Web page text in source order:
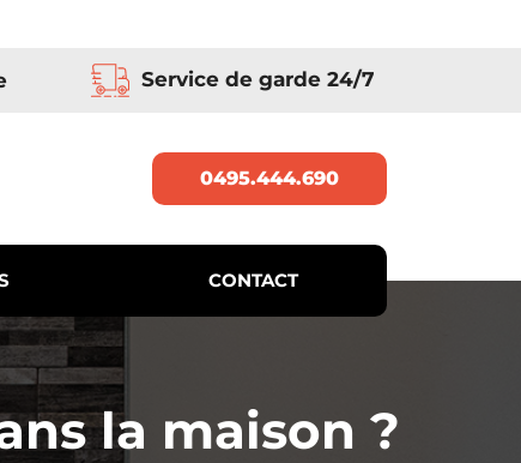
0495.444.690
Service de garde 24/7
CONTACT
la maison ?